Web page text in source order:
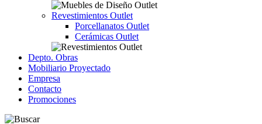
Revestimientos Outlet
Porcellanatos Outlet
Cerámicas Outlet
Depto. Obras
Mobiliario Proyectado
Empresa
Contacto
Promociones